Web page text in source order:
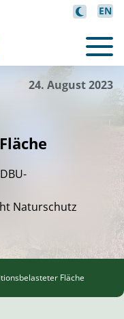
EN
24. August 2023
Naturschutz
Fläche